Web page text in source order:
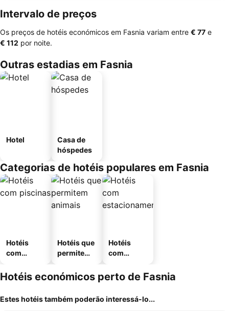
Intervalo de preços
Os preços de hotéis económicos em Fasnia variam entre ‎€ 77 e
‎€ 112 por noite.
Outras estadias em Fasnia
Hotel
Casa de
hóspedes
Categorias de hotéis populares em Fasnia
Hotéis
com
Hotéis que
permitem
Hotéis
com
mento
Hotéis económicos perto de Fasnia
Estes hotéis também poderão interessá-lo...